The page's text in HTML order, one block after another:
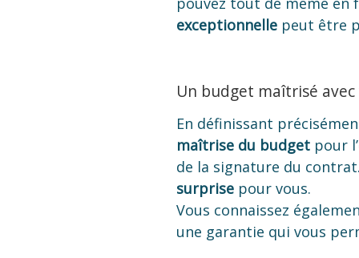
exceptionnelle peut être
Un budget maîtrisé
En définissant
maîtrise du budget pour
de la signature du
surprise pour vous.
Vous connaissez
une garantie qui vous